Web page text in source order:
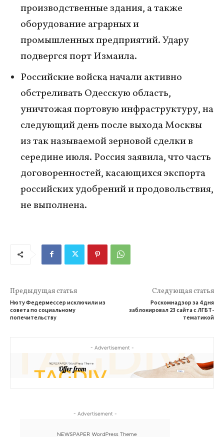
производственные здания, а также
оборудование аграрных и
промышленных предприятий. Удару
подвергся порт Измаила.
Российские войска начали активно
обстреливать Одесскую область,
уничтожая портовую инфраструктуру, на
следующий день после выхода Москвы
из так называемой зерновой сделки в
середине июля. Россия заявила, что часть
договоренностей, касающихся экспорта
российских удобрений и продовольствия,
не выполнена.
Предыдущая статья
Нюту Федермессер исключили из
совета по социальному
попечительству
Следующая статья
Роскомнадзор за 4 дня
заблокировал 23 сайта с ЛГБТ-
тематикой
- Advertisement -
- Advertisement -